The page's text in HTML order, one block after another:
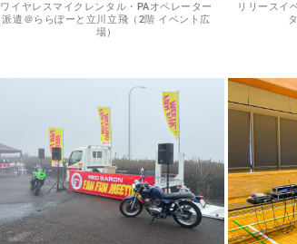
ワイヤレスマイクレンタル・PAオペレーター
派遣＠ららぽーと立川立飛（2階 イベント広
場）
リリースイ